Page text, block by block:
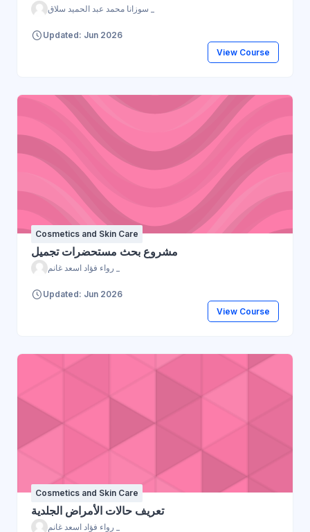
Updated: Jun 2026
View Course
Cosmetics and Skin Care
مشروع بحث مستحضرات تجميل
Updated: Jun 2026
View Course
Cosmetics and Skin Care
تعريف حالات الأمراض الجلدية